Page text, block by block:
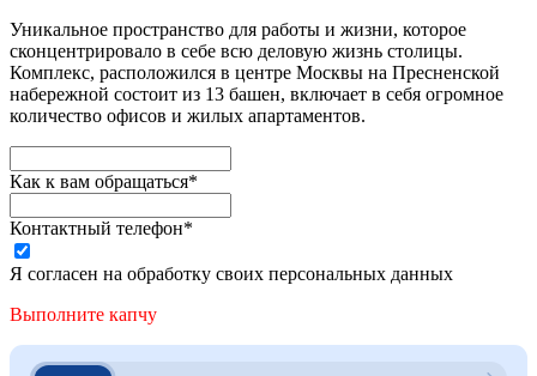
Уникальное пространство для работы и жизни, которое
сконцентрировало в себе всю деловую жизнь столицы.
Комплекс, расположился в центре Москвы на Пресненской
набережной состоит из 13 башен, включает в себя огромное
количество офисов и жилых апартаментов.
Как к вам обращаться*
Контактный телефон*
Я согласен на обработку своих персональных данных
Выполните капчу